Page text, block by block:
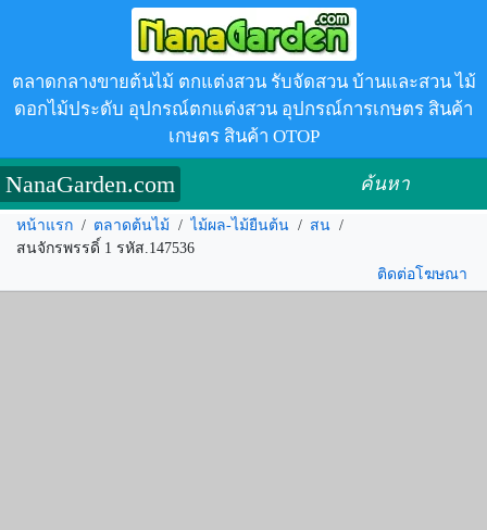
ตลาดกลางขายต้นไม้ ตกแต่งสวน รับจัดสวน บ้านและสวน ไม้
ดอกไม้ประดับ อุปกรณ์ตกแต่งสวน อุปกรณ์การเกษตร สินค้า
เกษตร สินค้า OTOP
NanaGarden.com ค้นหา
หน้าแรก / ตลาดต้นไม้ / ไม้ผล-ไม้ยืนต้น / สน /
สนจักรพรรดิ์ 1 รหัส.147536
ติดต่อโฆษณา